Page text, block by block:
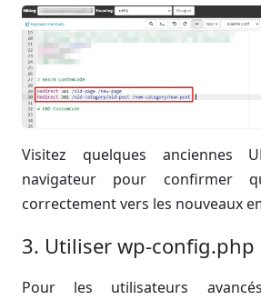
Visitez quelques anciennes
navigateur pour confirmer
correctement vers les nouveaux
3. Utiliser wp-config.php
Pour les utilisateurs